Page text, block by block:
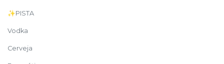
✨PISTA
Vodka
Cerveja